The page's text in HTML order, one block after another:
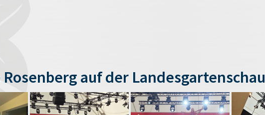
auf der Landesgartenschau